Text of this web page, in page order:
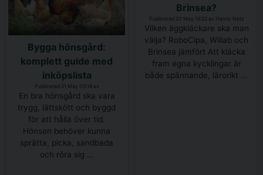
Bygga hönsgård:
komplett guide med
inköpslista
Publicerad 21 May 05:18 av
En bra hönsgård ska vara
trygg, lättskött och byggd
för att hålla över tid.
Hönsen behöver kunna
sprätta, picka, sandbada
och röra sig ...
Brinsea?
Publicerad 20 May 18:22 av Henric Netz
Vilken äggkläckare ska man
välja? RoboCipa, Willab och
Brinsea jämfört Att kläcka
fram egna kycklingar är
både spännande, lärorikt ...